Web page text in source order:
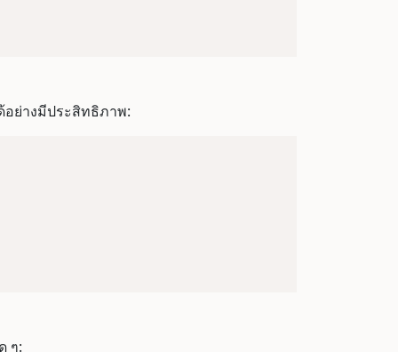
ย่างมีประสิทธิภาพ:
ๆ: